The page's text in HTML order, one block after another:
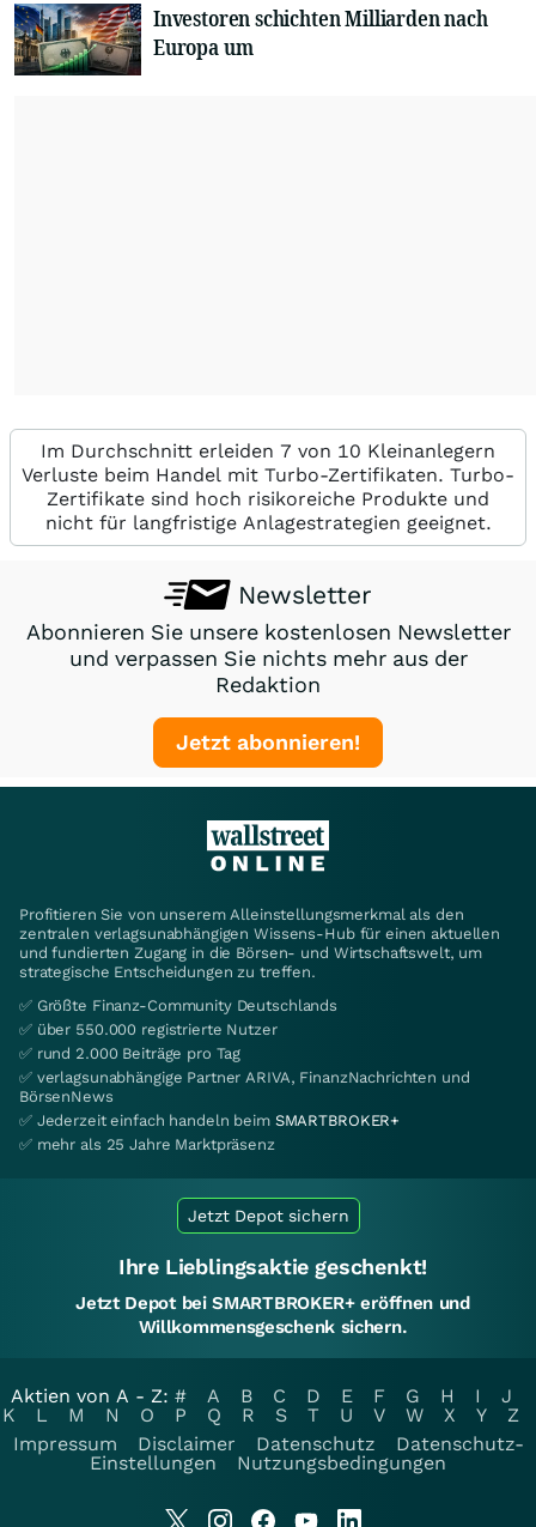
Investoren schichten Milliarden nach
Europa um
Im Durchschnitt erleiden 7 von 10 Kleinanlegern
Verluste beim Handel mit Turbo-Zertifikaten. Turbo-
Zertifikate sind hoch risikoreiche Produkte und
nicht für langfristige Anlagestrategien geeignet.
Newsletter
Abonnieren Sie unsere kostenlosen Newsletter
und verpassen Sie nichts mehr aus der
Redaktion
Jetzt abonnieren!
Profitieren Sie von unserem Alleinstellungsmerkmal als den
zentralen verlagsunabhängigen Wissens-Hub für einen aktuellen
und fundierten Zugang in die Börsen- und Wirtschaftswelt, um
strategische Entscheidungen zu treffen.
✅ Größte Finanz-Community Deutschlands
✅ über 550.000 registrierte Nutzer
✅ rund 2.000 Beiträge pro Tag
✅ verlagsunabhängige Partner ARIVA, FinanzNachrichten und
BörsenNews
✅ Jederzeit einfach handeln beim SMARTBROKER+
✅ mehr als 25 Jahre Marktpräsenz
Jetzt Depot sichern
Ihre Lieblingsaktie geschenkt!
Jetzt Depot bei SMARTBROKER+ eröffnen und
Willkommensgeschenk sichern.
Aktien von A - Z: # A B C D E F G H I
J
K
L M N O P Q R S T U V W X Y
Z
Impressum
Disclaimer Datenschutz
Datenschutz-
Einstellungen
Nutzungsbedingungen